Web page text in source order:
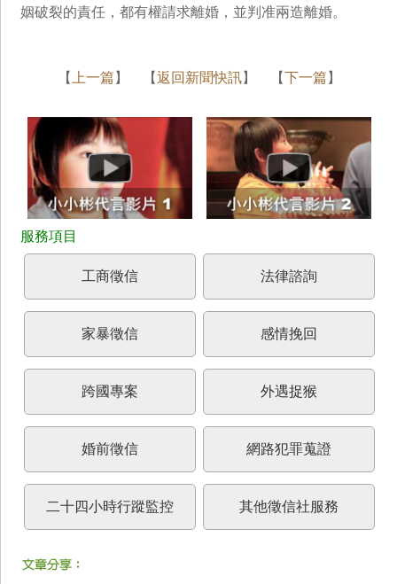
姻破裂的責任，都有權請求離婚，並判准兩造離婚。
【 上一篇 】 【返回新聞快訊】 【下一篇 】
工商徵信 法律諮詢
家暴徵信 感情挽回
跨國專案 外遇捉猴
婚前徵信 網路犯罪蒐證
二十四小時行蹤監控 其他徵信社服務